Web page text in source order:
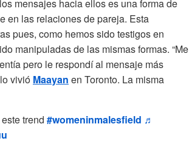
mensajes hacia ellos es una forma de
en las relaciones de pareja. Esta
pues, como hemos sido testigos en
manipuladas de las mismas formas. “Me
pero le respondí al mensaje más
vivió Maayan en Toronto. La misma
trend #womeninmalesfield ♬